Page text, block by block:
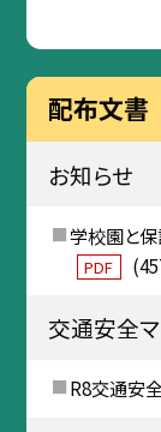
配布文書
お知らせ
学校園と保
PDF
交通安全
R8交通安